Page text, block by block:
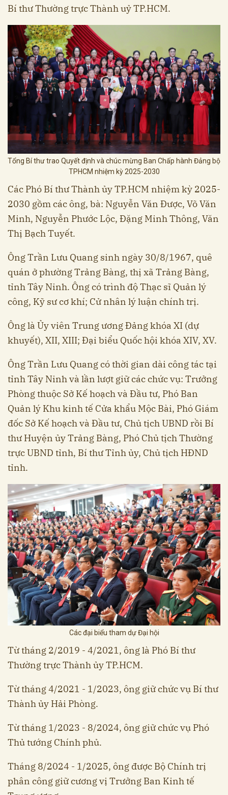
Bí thư Thường trực Thành uỷ TP.HCM.
Tổng Bí thư trao Quyết định và chúc mừng Ban Chấp hành Đảng bộ
TPHCM nhiệm kỳ 2025-2030
Các Phó Bí thư Thành ủy TP.HCM nhiệm kỳ 2025-
2030 gồm các ông, bà: Nguyễn Văn Được, Võ Văn
Minh, Nguyễn Phước Lộc, Đặng Minh Thông, Văn
Thị Bạch Tuyết.
Ông Trần Lưu Quang sinh ngày 30/8/1967, quê
quán ở phường Trảng Bàng, thị xã Trảng Bàng,
tỉnh Tây Ninh. Ông có trình độ Thạc sĩ Quản lý
công, Kỹ sư cơ khí; Cử nhân lý luận chính trị.
Ông là Ủy viên Trung ương Đảng khóa XI (dự
khuyết), XII, XIII; Đại biểu Quốc hội khóa XIV, XV.
Ông Trần Lưu Quang có thời gian dài công tác tại
tỉnh Tây Ninh và lần lượt giữ các chức vụ: Trưởng
Phòng thuộc Sở Kế hoạch và Đầu tư, Phó Ban
Quản lý Khu kinh tế Cửa khẩu Mộc Bài, Phó Giám
đốc Sở Kế hoạch và Đầu tư, Chủ tịch UBND rồi Bí
thư Huyện ủy Trảng Bàng, Phó Chủ tịch Thường
trực UBND tỉnh, Bí thư Tỉnh ủy, Chủ tịch HĐND
tỉnh.
Các đại biểu tham dự Đại hội
Từ tháng 2/2019 - 4/2021, ông là Phó Bí thư
Thường trực Thành ủy TP.HCM.
Từ tháng 4/2021 - 1/2023, ông giữ chức vụ Bí thư
Thành ủy Hải Phòng.
Từ tháng 1/2023 - 8/2024, ông giữ chức vụ Phó
Thủ tướng Chính phủ.
Tháng 8/2024 - 1/2025, ông được Bộ Chính trị
phân công giữ cương vị Trưởng Ban Kinh tế